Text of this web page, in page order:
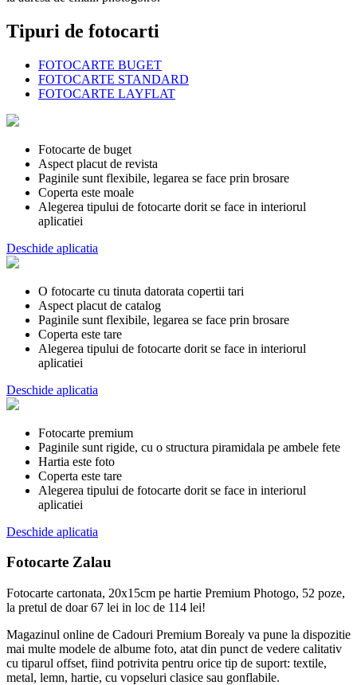
Tipuri de fotocarti
FOTOCARTE BUGET
FOTOCARTE STANDARD
FOTOCARTE LAYFLAT
Fotocarte de buget
Aspect placut de revista
Paginile sunt flexibile, legarea se face prin brosare
Coperta este moale
Alegerea tipului de fotocarte dorit se face in interiorul
aplicatiei
Deschide aplicatia
O fotocarte cu tinuta datorata copertii tari
Aspect placut de catalog
Paginile sunt flexibile, legarea se face prin brosare
Coperta este tare
Alegerea tipului de fotocarte dorit se face in interiorul
aplicatiei
Deschide aplicatia
Fotocarte premium
Paginile sunt rigide, cu o structura piramidala pe ambele fete
Hartia este foto
Coperta este tare
Alegerea tipului de fotocarte dorit se face in interiorul
aplicatiei
Deschide aplicatia
Fotocarte Zalau
Fotocarte cartonata, 20x15cm pe hartie Premium Photogo, 52 poze,
la pretul de doar 67 lei in loc de 114 lei!
Magazinul online de Cadouri Premium Borealy va pune la dispozitie
mai multe modele de albume foto, atat din punct de vedere calitativ
cu tiparul offset, fiind potrivita pentru orice tip de suport: textile,
metal, lemn, hartie, cu vopseluri clasice sau gonflabile.